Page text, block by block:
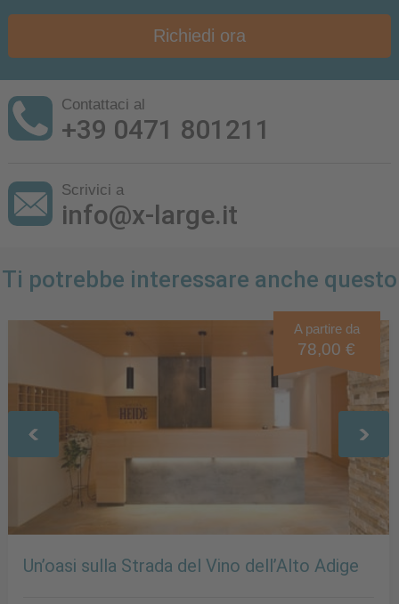
Richiedi ora
Contattaci al
+39 0471 801211
Scrivici a
info@x-large.it
Ti potrebbe interessare anche questo
A partire da
78,00 €
Un’oasi sulla Strada del Vino dell’Alto Adige